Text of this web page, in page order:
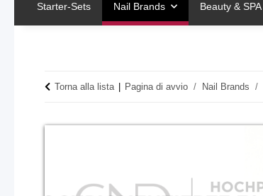
Starter-Sets Nail Brands Beauty & SPA
Torna alla lista Pagina di avvio Nail Brands